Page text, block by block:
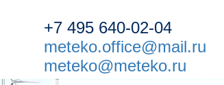
+7 495 640-02-04
meteko.office@mail.ru
meteko@meteko.ru